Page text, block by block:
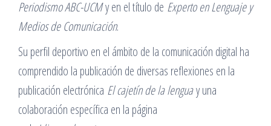
Periodismo ABC-UCMy en el título de Experto en Lenguaje y
Medios de Comunicación.
Su perfil deportivo en el ámbito de la comunicación digital ha
comprendido la publicación de diversas reflexiones en la
publicación electrónica El cajetín de la lenguay una
colaboración específica en la página